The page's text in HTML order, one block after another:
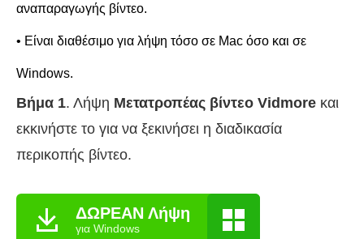
αναπαραγωγής βίντεο.
• Είναι διαθέσιμο για λήψη τόσο σε Mac όσο και σε
Windows.
Βήμα 1. Λήψη Μετατροπέας βίντεο Vidmore και
εκκινήστε το για να ξεκινήσει η διαδικασία
περικοπής βίντεο.
ΔΩΡΕΑΝ Λήψη
για Windows